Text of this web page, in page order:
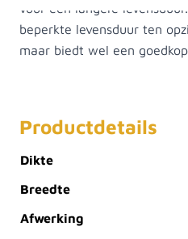
voor een langere
beperkte levensduur ten
maar biedt wel een
Productdetails
Dikte
Breedte
Afwerking